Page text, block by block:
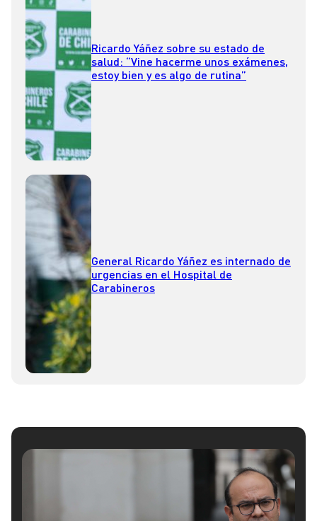
Ricardo Yáñez sobre su estado de
salud: “Vine hacerme unos exámenes,
estoy bien y es algo de rutina”
General Ricardo Yáñez es internado de
urgencias en el Hospital de
Carabineros